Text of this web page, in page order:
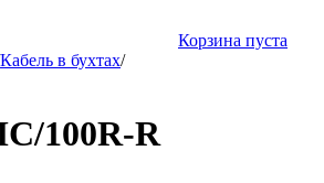
Корзина пуста
Кабель в бухтах/
100R-R